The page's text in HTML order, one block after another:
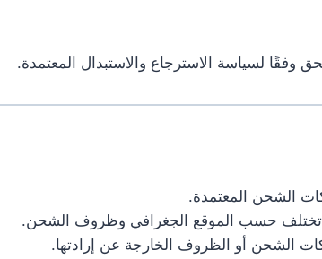
وفقًا لسياسة الاسترجاع والاستبدال المعتمدة.
الشحن المعتمدة.
تختلف حسب الموقع الجغرافي وظروف الشحن.
الشحن أو الظروف الخارجة عن إرادتها.